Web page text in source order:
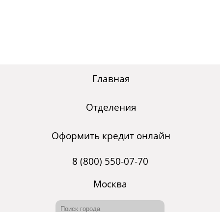
Главная
Отделения
Оформить кредит онлайн
8 (800) 550-07-70
Москва